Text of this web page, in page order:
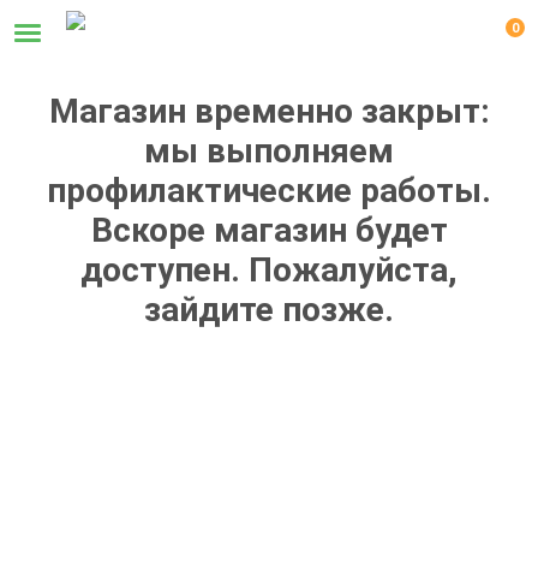
0
Магазин временно закрыт:
мы выполняем
профилактические работы.
Вскоре магазин будет
доступен. Пожалуйста,
зайдите позже.